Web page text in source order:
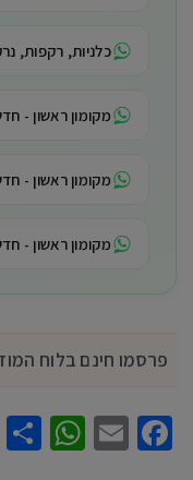
כלניות, רקפות,
מקומון ראשון -
מקומון ראשון -
מקומון ראשון -
פרסמו חינם בלוח
Facebook
Email